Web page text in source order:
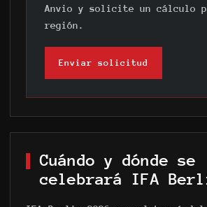
Anvio y solicite un cálculo
región.
Enviar solicitud
Cuándo y dónde se
celebrará IFA